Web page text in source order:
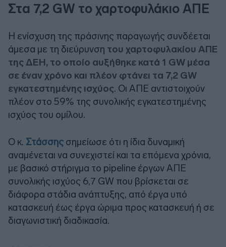
Στα 7,2 GW το χαρτοφυλάκιο ΑΠΕ
Η ενίσχυση της πράσινης παραγωγής συνδέεται
άμεσα με τη διεύρυνση του χαρτοφυλακίου ΑΠΕ
της ΔΕΗ, το οποίο αυξήθηκε κατά 1 GW μέσα
σε έναν χρόνο και πλέον φτάνει τα 7,2 GW
εγκατεστημένης ισχύος. Οι ΑΠΕ αντιστοιχούν
πλέον στο 59% της συνολικής εγκατεστημένης
ισχύος του ομίλου.
Ο κ. Στάσσης σημείωσε ότι η ίδια δυναμική
αναμένεται να συνεχιστεί και τα επόμενα χρόνια,
με βασικό στήριγμα το pipeline έργων ΑΠΕ
συνολικής ισχύος 6,7 GW που βρίσκεται σε
διάφορα στάδια ανάπτυξης, από έργα υπό
κατασκευή έως έργα ώριμα προς κατασκευή ή σε
διαγωνιστική διαδικασία.